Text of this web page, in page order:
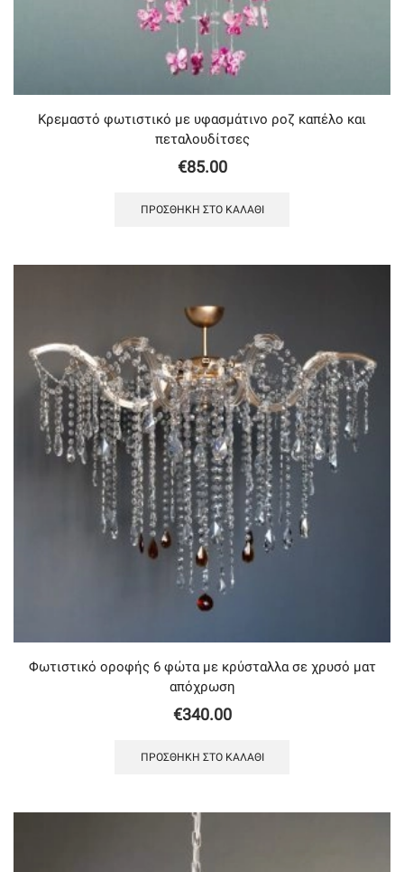
Κρεμαστό φωτιστικό με υφασμάτινο ροζ καπέλο και
πεταλουδίτσες
€85.00
ΠΡΟΣΘΉΚΗ ΣΤΟ ΚΑΛΆΘΙ
Φωτιστικό οροφής 6 φώτα με κρύσταλλα σε χρυσό ματ
απόχρωση
€340.00
ΠΡΟΣΘΉΚΗ ΣΤΟ ΚΑΛΆΘΙ